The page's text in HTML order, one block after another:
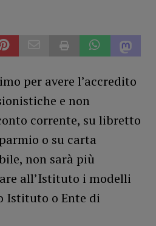
per avere l’accredito
e non
corrente, su libretto
o su carta
non sarà più
all’Istituto i modelli
Istituto o Ente di